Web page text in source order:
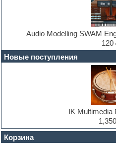
E-MU Samples
Electric guitar
Electric piano
FL Studio
Flute
Audio Modelling SWAM
120
Новые поступления
IK Multimedia
Корзина